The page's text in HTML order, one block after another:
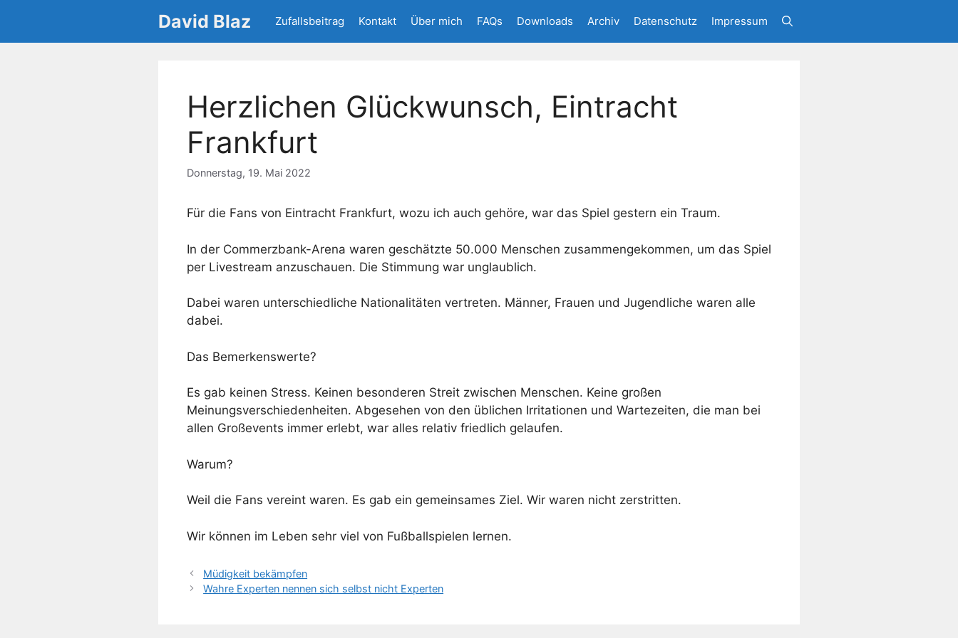
springen
David Blaz Zufallsbeitrag Kontakt Über mich FAQs Downloads Archiv Datenschutz Impressum
Herzlichen Glückwunsch, Eintracht
Frankfurt
Donnerstag, 19. Mai 2022
Für die Fans von Eintracht Frankfurt, wozu ich auch gehöre, war das Spiel gestern ein Traum.
In der Commerzbank-Arena waren geschätzte 50.000 Menschen zusammengekommen, um das Spiel
per Livestream anzuschauen. Die Stimmung war unglaublich.
Dabei waren unterschiedliche Nationalitäten vertreten. Männer, Frauen und Jugendliche waren alle
dabei.
Das Bemerkenswerte?
Es gab keinen Stress. Keinen besonderen Streit zwischen Menschen. Keine großen
Meinungsverschiedenheiten. Abgesehen von den üblichen Irritationen und Wartezeiten, die man bei
allen Großevents immer erlebt, war alles relativ friedlich gelaufen.
Warum?
Weil die Fans vereint waren. Es gab ein gemeinsames Ziel. Wir waren nicht zerstritten.
Wir können im Leben sehr viel von Fußballspielen lernen.
Müdigkeit bekämpfen
Wahre Experten nennen sich selbst nicht Experten